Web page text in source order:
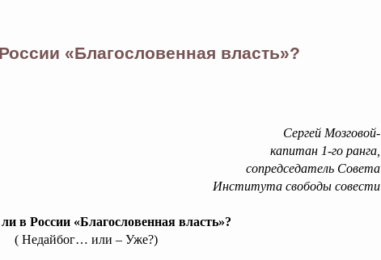
«Благословенная власть»?
Сергей Мозговой-
капитан 1-го ранга,
сопредседатель Совета
Института свободы совести
в России «Благословенная власть»?
( Недайбог… или – Уже?)